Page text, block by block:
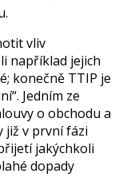
vliv
například jejich
konečně TTIP je
Jedním ze
o obchodu a
již v první fázi
jakýchkoli
dopady